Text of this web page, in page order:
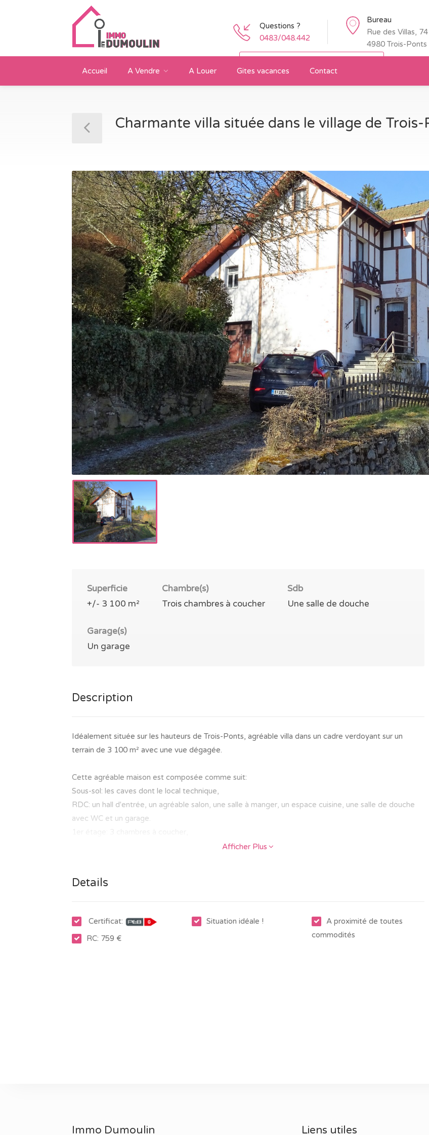
Questions ?
0483/048.442
Bureau
Rue des Villas, 74
4980 Trois-Ponts
Accueil
A Vendre A Louer Gites vacances Contact
Charmante villa située dans le village de Trois-
Superficie
+/- 3 100 m²
Chambre(s)
Trois chambres à coucher
Sdb
Une salle de douche
Garage(s)
Un garage
Description
Idéalement située sur les hauteurs de Trois-Ponts, agréable villa dans un cadre verdoyant sur un
terrain de 3 100 m² avec une vue dégagée.
Cette agréable maison est composée comme suit:
Sous-sol: les caves dont le local technique,
RDC: un hall d'entrée, un agréable salon, une salle à manger, un espace cuisine, une salle de douche
avec WC et un garage.
Châssis en bois, double vitrage.
Certificat PEB G - n°20220304011617 - 597 /kWh.m²/an - 77 698 kWh/an
Afficher Plus
Details
Certificat:
RC: 759 €
Situation idéale !
A proximité de toutes
commodités
Immo Dumoulin Liens utiles